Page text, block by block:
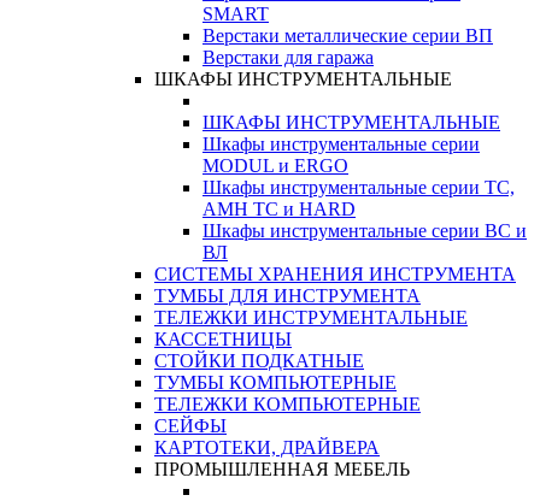
SMART
Верстаки металлические серии ВП
Верстаки для гаража
ШКАФЫ ИНСТРУМЕНТАЛЬНЫЕ
ШКАФЫ ИНСТРУМЕНТАЛЬНЫЕ
Шкафы инструментальные серии
MODUL и ERGO
Шкафы инструментальные серии ТС,
АМН ТС и HARD
Шкафы инструментальные серии ВС и
ВЛ
СИСТЕМЫ ХРАНЕНИЯ ИНСТРУМЕНТА
ТУМБЫ ДЛЯ ИНСТРУМЕНТА
ТЕЛЕЖКИ ИНСТРУМЕНТАЛЬНЫЕ
КАССЕТНИЦЫ
СТОЙКИ ПОДКАТНЫЕ
ТУМБЫ КОМПЬЮТЕРНЫЕ
ТЕЛЕЖКИ КОМПЬЮТЕРНЫЕ
СЕЙФЫ
КАРТОТЕКИ, ДРАЙВЕРА
ПРОМЫШЛЕННАЯ МЕБЕЛЬ